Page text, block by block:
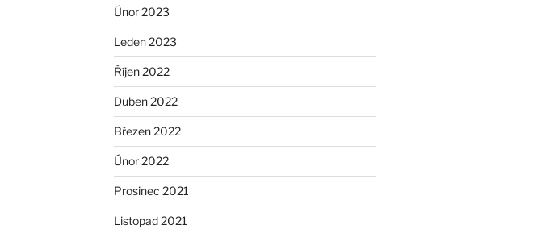
Únor 2023
Leden 2023
Říjen 2022
Duben 2022
Březen 2022
Únor 2022
Prosinec 2021
Listopad 2021